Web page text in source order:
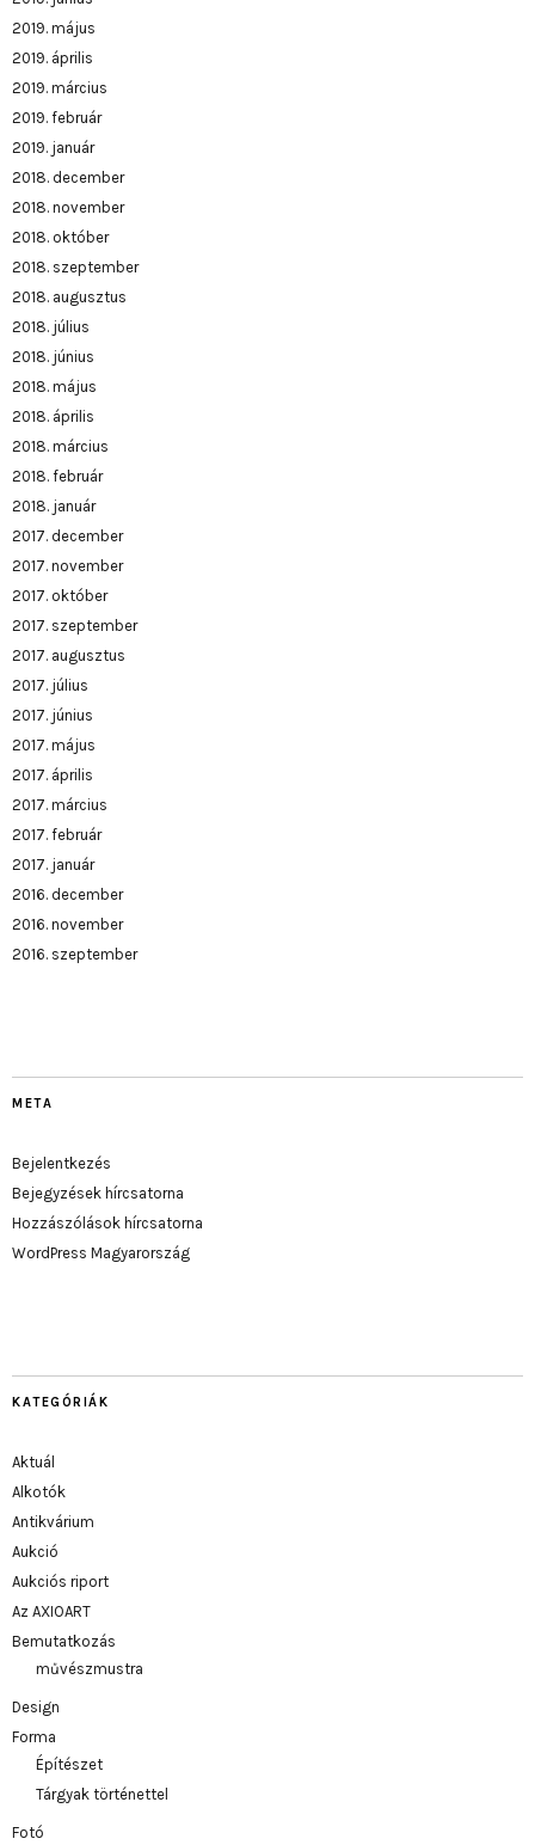
2019. május
2019. április
2019. március
2019. február
2019. január
2018. december
2018. november
2018. október
2018. szeptember
2018. augusztus
2018. július
2018. június
2018. május
2018. április
2018. március
2018. február
2018. január
2017. december
2017. november
2017. október
2017. szeptember
2017. augusztus
2017. július
2017. június
2017. május
2017. április
2017. március
2017. február
2017. január
2016. december
2016. november
2016. szeptember
META
Bejelentkezés
Bejegyzések hírcsatorna
Hozzászólások hírcsatorna
WordPress Magyarország
KATEGÓRIÁK
Aktuál
Alkotók
Antikvárium
Aukció
Aukciós riport
Az AXIOART
Bemutatkozás
művészmustra
Design
Forma
Építészet
Tárgyak történettel
Fotó